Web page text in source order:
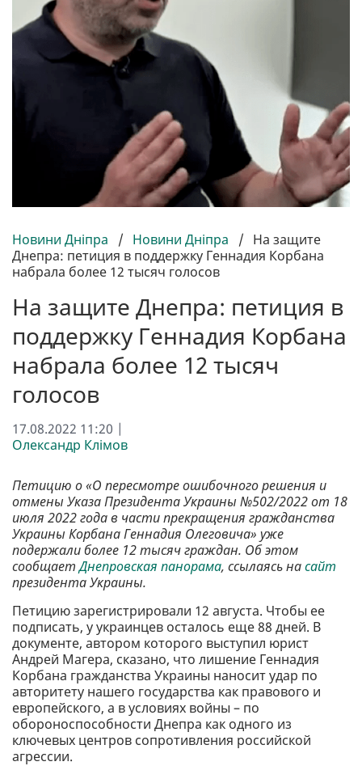
Новини Дніпра / Новини Дніпра / На защите
Днепра: петиция в поддержку Геннадия Корбана
набрала более 12 тысяч голосов
На защите Днепра: петиция в
поддержку Геннадия Корбана
набрала более 12 тысяч
голосов
17.08.2022 11:20 |
Олександр Клімов
Петицию о «О пересмотре ошибочного решения и
отмены Указа Президента Украины №502/2022 от 18
июля 2022 года в части прекращения гражданства
Украины Корбана Геннадия Олеговича» уже
подержали более 12 тысяч граждан. Об этом
сообщаетДнепровская панорама, ссылаясь насайт
президента Украины.
Петицию зарегистрировали 12 августа. Чтобы ее
подписать, у украинцев осталось еще 88 дней. В
документе, автором которого выступил юрист
Андрей Магера, сказано, что лишение Геннадия
Корбана гражданства Украины наносит удар по
авторитету нашего государства как правового и
европейского, а в условиях войны – по
обороноспособности Днепра как одного из
ключевых центров сопротивления российской
агрессии.